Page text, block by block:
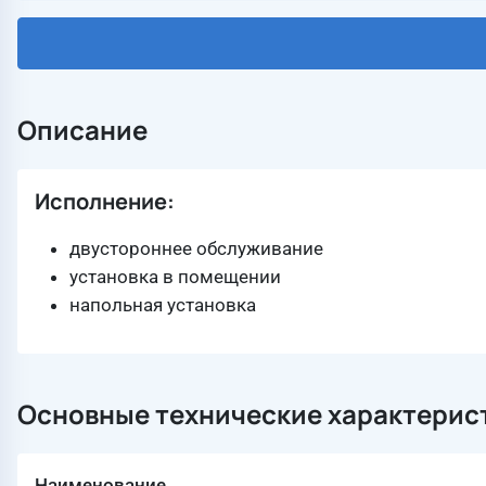
Описание
Исполнение:
двустороннее обслуживание
установка в помещении
напольная установка
Основные технические